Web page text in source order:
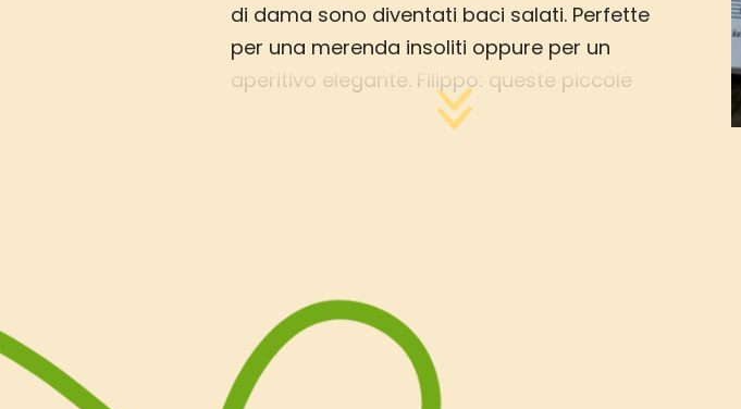
di dama sono diventati baci salati. Perfette
per una merenda insoliti oppure per un
aperitivo elegante. Filippo: queste piccole
pepite si caratterizzano per il loro apporto di